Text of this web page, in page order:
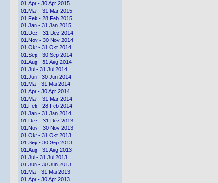
01.Apr - 30 Apr 2015
01.Mär - 31 Mär 2015
01.Feb - 28 Feb 2015
01.Jan - 31 Jan 2015
01.Dez - 31 Dez 2014
01.Nov - 30 Nov 2014
01.Okt - 31 Okt 2014
01.Sep - 30 Sep 2014
01.Aug - 31 Aug 2014
01.Jul - 31 Jul 2014
01.Jun - 30 Jun 2014
01.Mai - 31 Mai 2014
01.Apr - 30 Apr 2014
01.Mär - 31 Mär 2014
01.Feb - 28 Feb 2014
01.Jan - 31 Jan 2014
01.Dez - 31 Dez 2013
01.Nov - 30 Nov 2013
01.Okt - 31 Okt 2013
01.Sep - 30 Sep 2013
01.Aug - 31 Aug 2013
01.Jul - 31 Jul 2013
01.Jun - 30 Jun 2013
01.Mai - 31 Mai 2013
01.Apr - 30 Apr 2013